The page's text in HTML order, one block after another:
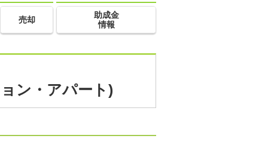
売却
助成金
情報
ン・アパート)